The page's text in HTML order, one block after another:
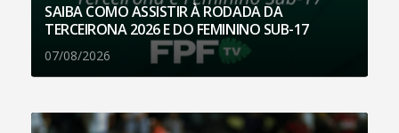
SAIBA COMO ASSISTIR À RODADA DA
TERCEIRONA 2026 E DO FEMININO SUB-17
07/08/2026